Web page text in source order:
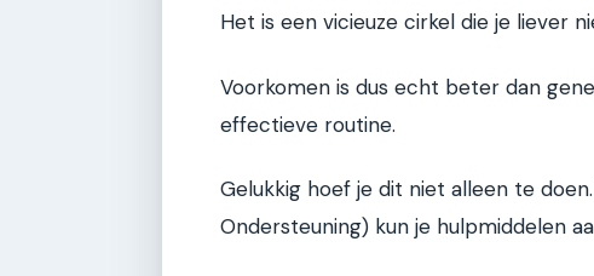
Het is een vicieuze cirkel die je liever
Voorkomen is dus echt beter dan
effectieve routine.
Gelukkig hoef je dit niet alleen te
Ondersteuning) kun je hulpmiddelen